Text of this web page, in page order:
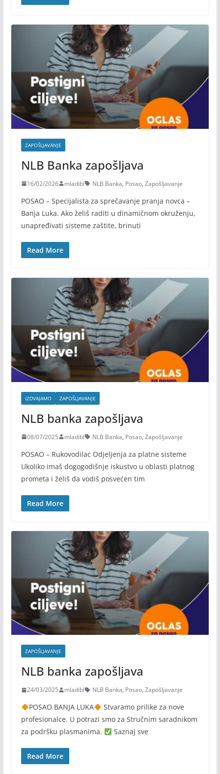
ZAPOŠLJAVANJE
NLB Banka zapošljava
16/02/2026 mladibl NLB Banka, Posao, Zapošljavanje
POSAO – Specijalista za sprečavanje pranja novca –
Banja Luka. Ako želiš raditi u dinamičnom okruženju,
unapređivati sisteme zaštite, brinuti
Read More
IZDVAJAMO ZAPOŠLJAVANJE
NLB banka zapošljava
08/07/2025 mladibl NLB Banka, Posao, Zapošljavanje
POSAO – Rukovodilac Odjeljenja za platne sisteme
Ukoliko imaš dogogodišnje iskustvo u oblasti platnog
prometa i želiš da vodiš posvećen tim
Read More
ZAPOŠLJAVANJE
NLB banka zapošljava
24/03/2025 mladibl NLB Banka, Posao, Zapošljavanje
POSAO BANJA LUKA
Stvaramo prilike za nove
profesionalce. U potrazi smo za Stručnim saradnikom
za podršku plasmanima.
Saznaj sve
Read More